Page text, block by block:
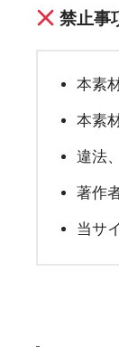
禁止事
本素
本素
違法
著作
当サ